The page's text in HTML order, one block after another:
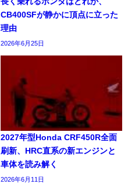
CB400SFが静かに頂点に立った
理由
2026年6月25日
2027年型Honda CRF450R全面
刷新、HRC直系の新エンジンと
車体を読み解く
2026年6月11日